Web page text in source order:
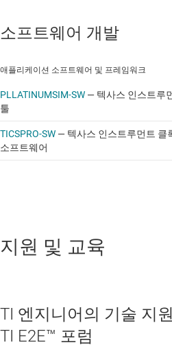
소프트웨어 개발
애플리케이션 소프트웨어 및 프레임워크
PLLATINUMSIM-SW — 텍사스 인스트루
툴
TICSPRO-SW — 텍사스 인스트루먼트 클
소프트웨어
지원 및 교육
TI 엔지니어의 기술 지
TI E2E™ 포럼